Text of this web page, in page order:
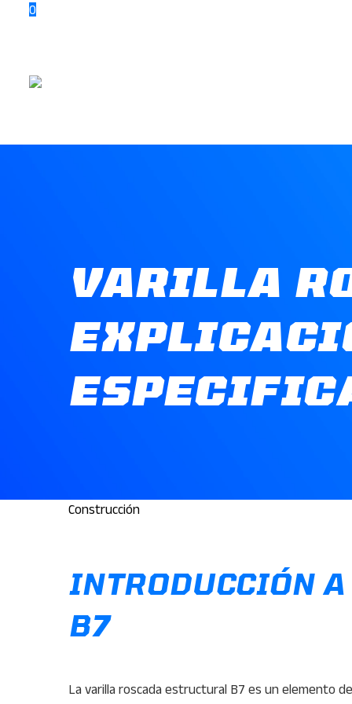
0
VARILLA
Construcción
INTRODUCCIÓN
B7
La varilla roscada estructural B7 es un elemento